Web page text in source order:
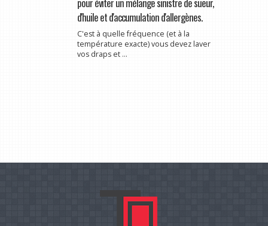
d'huile et d'accumulation d'allergènes.
C'est à quelle fréquence (et à la
température exacte) vous devez laver
vos draps et ...